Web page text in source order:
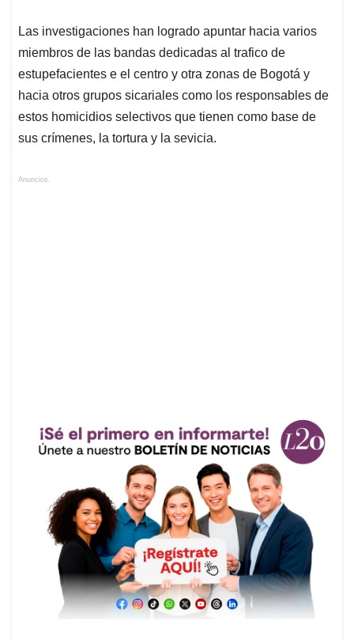
Las investigaciones han logrado apuntar hacia varios
miembros de las bandas dedicadas al trafico de
estupefacientes e el centro y otra zonas de Bogotá y
hacia otros grupos sicariales como los responsables de
estos homicidios selectivos que tienen como base de
sus crímenes, la tortura y la sevicia.
Anuncios.